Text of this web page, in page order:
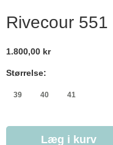
Rivecour
1.800,00 kr
Størrelse:
39 40 41
Læg i kurv